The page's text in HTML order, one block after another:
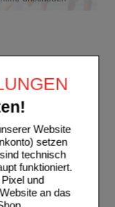
Website
setzen
technisch
funktioniert.
und
an das